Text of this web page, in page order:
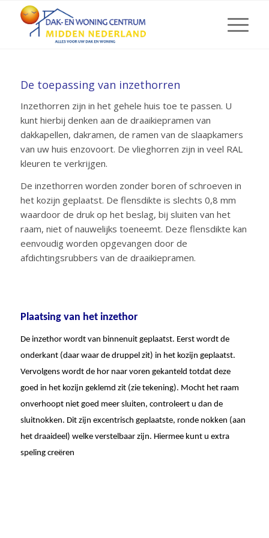
De toepassing van inzethorren
Inzethorren zijn in het gehele huis toe te passen. U
kunt hierbij denken aan de draaikiepramen van
dakkapellen, dakramen, de ramen van de slaapkamers
van uw huis enzovoort. De vlieghorren zijn in veel RAL
kleuren te verkrijgen.
De inzethorren worden zonder boren of schroeven in
het kozijn geplaatst. De flensdikte is slechts 0,8 mm
waardoor de druk op het beslag, bij sluiten van het
raam, niet of nauwelijks toeneemt. Deze flensdikte kan
eenvoudig worden opgevangen door de
afdichtingsrubbers van de draaikiepramen.
Plaatsing van het inzethor
De inzethor wordt van binnenuit geplaatst. Eerst wordt de
onderkant (daar waar de druppel zit) in het kozijn geplaatst.
Vervolgens wordt de hor naar voren gekanteld totdat deze
goed in het kozijn geklemd zit (zie tekening). Mocht het raam
onverhoopt niet goed meer sluiten, controleert u dan de
sluitnokken. Dit zijn excentrisch geplaatste, ronde nokken (aan
het draaideel) welke verstelbaar zijn. Hiermee kunt u extra
speling creëren